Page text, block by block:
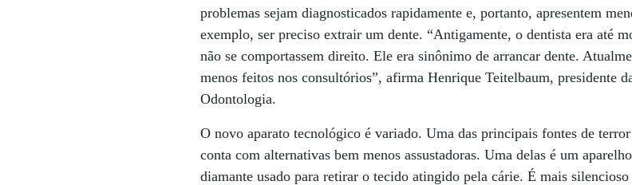
problemas sejam diagnosticados rapidamente e, portanto, apresentem
exemplo, ser preciso extrair um dente. “Antigamente, o dentista era até
não se comportassem direito. Ele era sinônimo de arrancar dente.
menos feitos nos consultórios”, afirma Henrique Teitelbaum, presidente
Odontologia.
O novo aparato tecnológico é variado. Uma das principais fontes de
conta com alternativas bem menos assustadoras. Uma delas é um
diamante usado para retirar o tecido atingido pela cárie. É mais